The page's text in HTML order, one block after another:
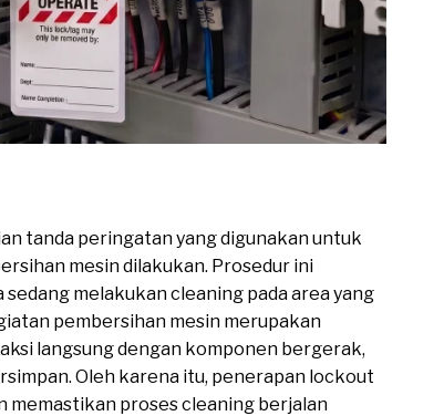
tanda peringatan yang digunakan untuk
mesin dilakukan. Prosedur ini
melakukan cleaning pada area yang
pembersihan mesin merupakan
langsung dengan komponen bergerak,
Oleh karena itu, penerapan lockout
memastikan proses cleaning berjalan